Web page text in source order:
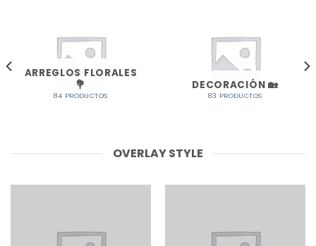
ARREGLOS FLORALES
💐
84 PRODUCTOS
DECORACIÓN 🏡
83 PRODUCTOS
OVERLAY STYLE